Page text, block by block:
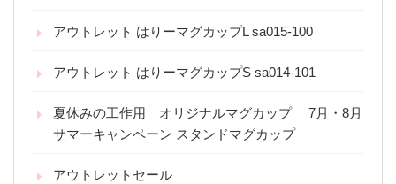
アウトレット はりーマグカップL sa015-100
アウトレット はりーマグカップS sa014-101
夏休みの工作用 オリジナルマグカップ 7月・8月
サマーキャンペーン スタンドマグカップ
アウトレットセール